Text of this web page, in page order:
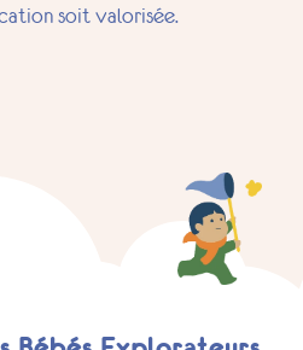
soit valorisée.